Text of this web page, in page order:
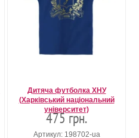
Дитяча футболка ХНУ
(Харківський національний
університет)
475 грн.
Артикул: 198702-ua